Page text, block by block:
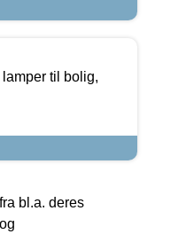
til bolig,
bl.a. deres